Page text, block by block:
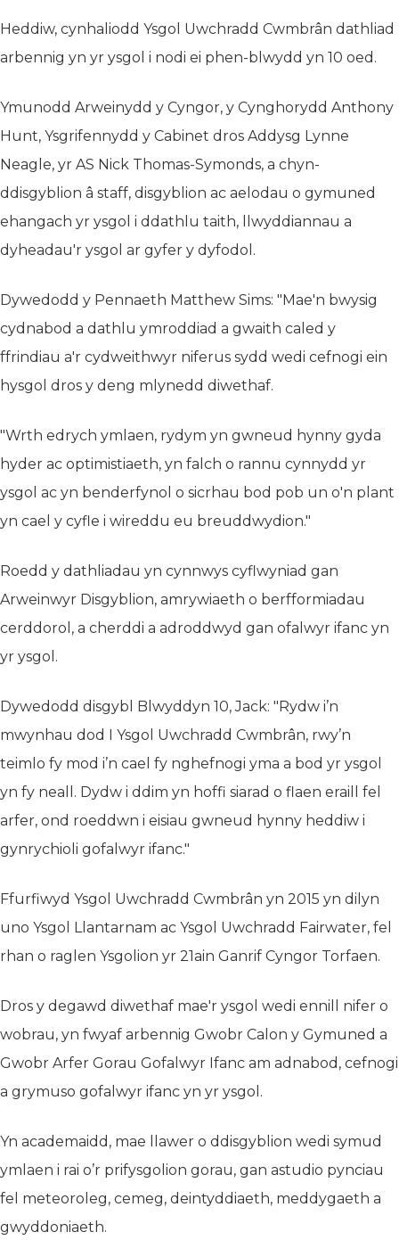
Heddiw, cynhaliodd Ysgol Uwchradd Cwmbrân dathliad
arbennig yn yr ysgol i nodi ei phen-blwydd yn 10 oed.
Ymunodd Arweinydd y Cyngor, y Cynghorydd Anthony
Hunt, Ysgrifennydd y Cabinet dros Addysg Lynne
Neagle, yr AS Nick Thomas-Symonds, a chyn-
ddisgyblion â staff, disgyblion ac aelodau o gymuned
ehangach yr ysgol i ddathlu taith, llwyddiannau a
dyheadau'r ysgol ar gyfer y dyfodol.
Dywedodd y Pennaeth Matthew Sims: "Mae'n bwysig
cydnabod a dathlu ymroddiad a gwaith caled y
ffrindiau a'r cydweithwyr niferus sydd wedi cefnogi ein
hysgol dros y deng mlynedd diwethaf.
"Wrth edrych ymlaen, rydym yn gwneud hynny gyda
hyder ac optimistiaeth, yn falch o rannu cynnydd yr
ysgol ac yn benderfynol o sicrhau bod pob un o'n plant
yn cael y cyfle i wireddu eu breuddwydion."
Roedd y dathliadau yn cynnwys cyflwyniad gan
Arweinwyr Disgyblion, amrywiaeth o berfformiadau
cerddorol, a cherddi a adroddwyd gan ofalwyr ifanc yn
yr ysgol.
Dywedodd disgybl Blwyddyn 10, Jack: "Rydw i’n
mwynhau dod I Ysgol Uwchradd Cwmbrân, rwy’n
teimlo fy mod i’n cael fy nghefnogi yma a bod yr ysgol
yn fy neall. Dydw i ddim yn hoffi siarad o flaen eraill fel
arfer, ond roeddwn i eisiau gwneud hynny heddiw i
gynrychioli gofalwyr ifanc."
Ffurfiwyd Ysgol Uwchradd Cwmbrân yn 2015 yn dilyn
uno Ysgol Llantarnam ac Ysgol Uwchradd Fairwater, fel
rhan o raglen Ysgolion yr 21ain Ganrif Cyngor Torfaen.
Dros y degawd diwethaf mae'r ysgol wedi ennill nifer o
wobrau, yn fwyaf arbennig Gwobr Calon y Gymuned a
Gwobr Arfer Gorau Gofalwyr Ifanc am adnabod, cefnogi
a grymuso gofalwyr ifanc yn yr ysgol.
Yn academaidd, mae llawer o ddisgyblion wedi symud
ymlaen i rai o’r prifysgolion gorau, gan astudio pynciau
fel meteoroleg, cemeg, deintyddiaeth, meddygaeth a
gwyddoniaeth.